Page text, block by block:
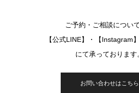
ご予約・ご相談について
【公式LINE】・【Instagram
にて承っております
お問い合わせはこちら